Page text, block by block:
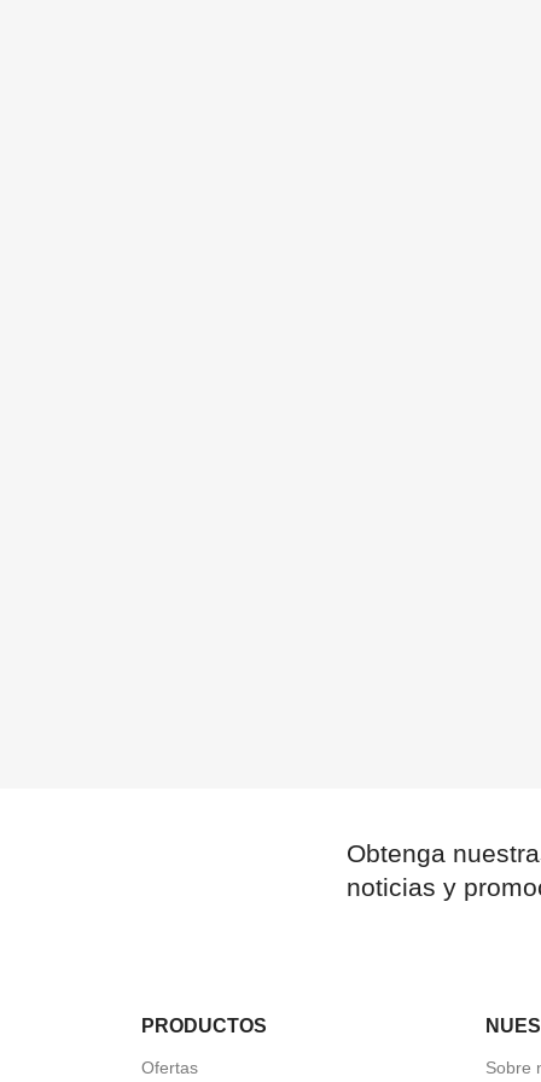
Obtenga
noticias y
PRODUCTOS
Ofertas Sobre